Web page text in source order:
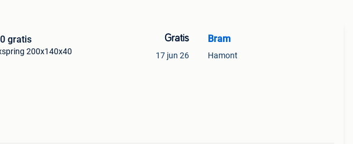
gratis
200x140x40
Gratis
17 jun 26
Bram
Hamont